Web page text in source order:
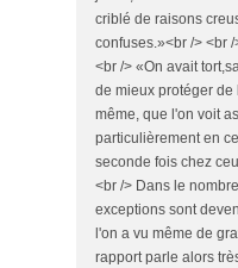
criblé de raisons
confuses.»<br /> <br
<br /> «On avait
de mieux protéger
même, que l'on voit
particulièrement en
seconde fois chez
<br /> Dans le
exceptions sont
l'on a vu même de
rapport parle alors